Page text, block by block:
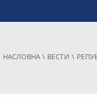
НАСЛОВНА \ ВЕСТИ \